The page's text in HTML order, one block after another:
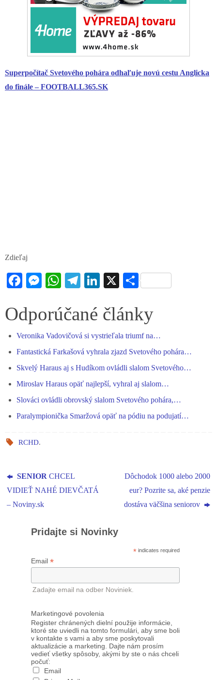
Superpočítač Svetového pohára odhaľuje novú cestu Anglicka
do finále – FOOTBALL365.SK
Zdieľaj
Fa
bo
ok
M
se
er
W
ts
pp
Te
gr
m
Li
ed
X S
re
Odporúčané články
Veronika Vadovičová si vystrieľala triumf na…
Fantastická Farkašová vyhrala zjazd Svetového pohára…
Skvelý Haraus aj s Hudíkom ovládli slalom Svetového…
Miroslav Haraus opäť najlepší, vyhral aj slalom…
Slováci ovládli obrovský slalom Svetového pohára,…
Paralympionička Smaržová opäť na pódiu na podujatí…
RCHD.
SENIOR CHCEL
VIDIEŤ NAHÉ DIEVČATÁ
– Noviny.sk
Dôchodok 1000 alebo 2000
eur? Pozrite sa, aké penzie
dostáva väčšina seniorov
Pridajte si Novinky
* indicates required
Email *
Zadajte email na odber Noviniek.
Marketingové povolenia
Register chránených dielní použije informácie,
ktoré ste uviedli na tomto formulári, aby sme boli
v kontakte s vami a aby sme poskytovali
aktualizácie a marketing. Dajte nám prosím
vedieť všetky spôsoby, akými by ste o nás chceli
počuť:
Email